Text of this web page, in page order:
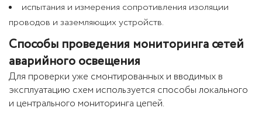
испытания и измерения сопротивления изоляции
проводов и заземляющих устройств.
Способы проведения мониторинга сетей
аварийного освещения
Для проверки уже смонтированных и вводимых в
эксплуатацию схем используется способы локального
и центрального мониторинга цепей.